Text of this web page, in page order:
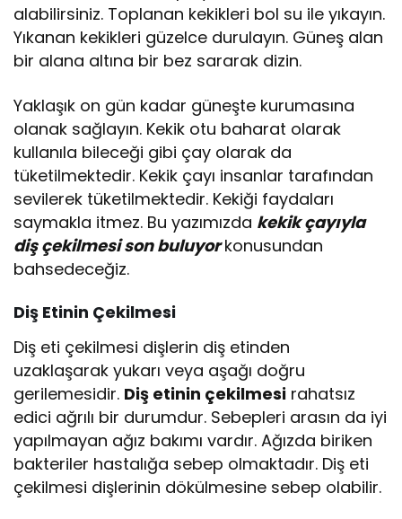
alabilirsiniz. Toplanan kekikleri bol su ile yıkayın.
Yıkanan kekikleri güzelce durulayın. Güneş alan
bir alana altına bir bez sararak dizin.
Yaklaşık on gün kadar güneşte kurumasına
olanak sağlayın. Kekik otu baharat olarak
kullanıla bileceği gibi çay olarak da
tüketilmektedir. Kekik çayı insanlar tarafından
sevilerek tüketilmektedir. Kekiği faydaları
saymakla itmez. Bu yazımızda kekik çayıyla
diş çekilmesi son buluyorkonusundan
bahsedeceğiz.
Diş Etinin Çekilmesi
Diş eti çekilmesi dişlerin diş etinden
uzaklaşarak yukarı veya aşağı doğru
gerilemesidir. Diş etinin çekilmesi rahatsız
edici ağrılı bir durumdur. Sebepleri arasın da iyi
yapılmayan ağız bakımı vardır. Ağızda biriken
bakteriler hastalığa sebep olmaktadır. Diş eti
çekilmesi dişlerinin dökülmesine sebep olabilir.